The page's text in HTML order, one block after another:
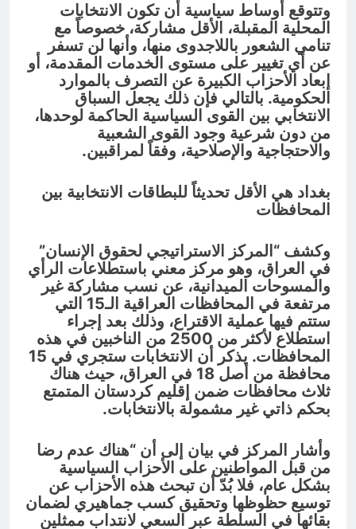
وتتوقع أوساط سياسية أن تكون الانتخابات
المحلية المقبلة، الأقل مشاركة، خصوصاً مع
تنامي الشعور باللاجدوى منها، وأنها لن تسفر
عن أي تغيير على مستوى الخدمات المقدمة، أو
إبعاد الأحزاب الكبيرة عن التصرف بالموارد
الحكومية. بالتالي فإن ذلك يجعل السباق
الانتخابي بين القوى السياسية الحاكمة لوحدها،
من دون شرعية وجود القوى الشعبية
والاحتجاجية والإصلاحية، وفقاً لمراقبين.
بغداد هي الأقل تحديثاً للبطاقات الانتخابية بين
المحافظات
وكشف “المركز الاستراتيجي لحقوق الإنسان”
في العراق، وهو مركز معني باستطلاعات الرأي
والمسوحات الميدانية، عن نسب مشاركة غير
مرتفعة في المحافظات العراقية الـ15 التي
ستتم فيها عملية الاقتراع، وذلك بعد إجراء
استطلاع لأكثر من 2500 من الناخبين في هذه
المحافظات. يذكر أن الانتخابات ستجري في 15
محافظة من أصل 18 في العراق، حيث هناك
ثلاث محافظات ضمن إقليم كردستان المتمتع
بحكم ذاتي غير مشمولة بالانتخابات.
وأشار المركز في بيان إلى أن “هناك عدم رضا
من قبل المواطنين على الأحزاب السياسية
بشكل عام، فلا بُدّ أن تبحث هذه الأحزاب عن
توسيع حظوظها وتحقيق كسب جماهيري لضمان
بقائها في السلطة عبر السعي لانتداب ممثلين